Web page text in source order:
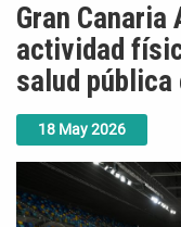
18 May2026
Gran
actividad
salud pública